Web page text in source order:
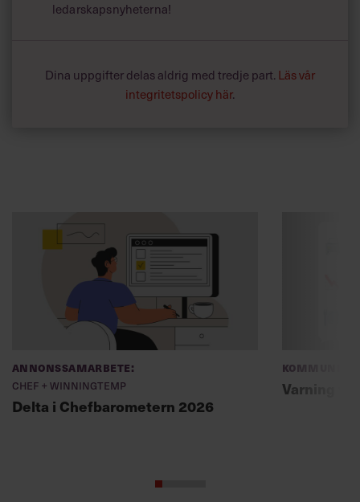
ledarskapsnyheterna!
Dina uppgifter delas aldrig med tredje part. Läs vår
integritetspolicy här.
Annonssamarbete:
Chef + Winningtemp
Delta i Chefbarometern 2026
Varning